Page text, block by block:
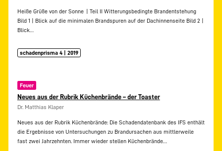
Heiße Grüße von der Sonne | Teil II Witterungsbedingte Brandentstehung
Bild 1 | Blick auf die minimalen Brandspuren auf der Dachinnenseite Bild 2 |
Blick…
schadenprisma 4 | 2019
Feuer
Neues aus der Rubrik Küchenbrände – der Toaster
Dr. Matthias Klaper
Neues aus der Rubrik Küchenbrände: Die Schadendatenbank des IFS enthält
die Ergebnisse von Untersuchungen zu Brandursachen aus mittlerweile
fast zwei Jahrzehnten. Immer wieder stellen Küchenbrände…